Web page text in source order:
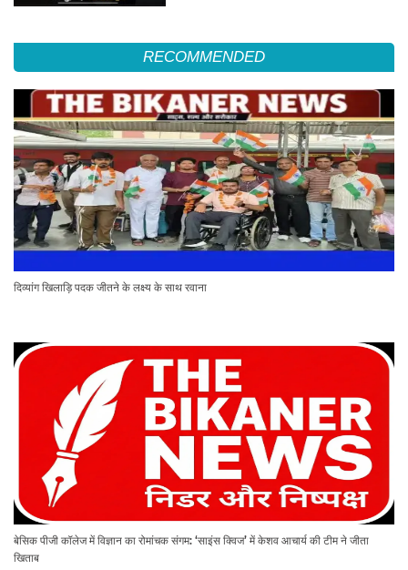
RECOMMENDED
दिव्यांग खिलाड़ि पदक जीतने के लक्ष्य के साथ रवाना
बेसिक पीजी कॉलेज में विज्ञान का रोमांचक संगम: ‘साइंस क्विज’ में केशव आचार्य की टीम ने जीता
खिताब